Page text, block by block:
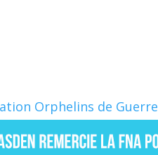
Orphelins de Guerre